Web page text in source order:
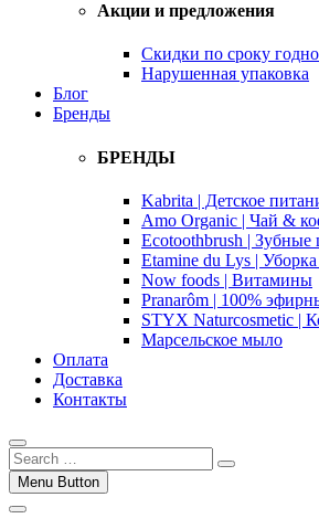
Акции и предложения
Скидки по сроку
Нарушенная упаковка
Блог
Бренды
БРЕНДЫ
Kabrita | Детское
Amo Organic | Чай &
Ecotoothbrush | Зубные
Etamine du Lys |
Now foods | Витамины
Pranarôm | 100%
STYX Naturcosmetic |
Марсельское мыло
Оплата
Доставка
Контакты
Menu Button